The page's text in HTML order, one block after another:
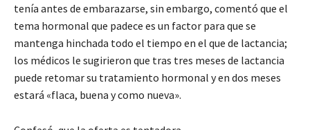
tenía antes de embarazarse, sin embargo, comentó que el
tema hormonal que padece es un factor para que se
mantenga hinchada todo el tiempo en el que de lactancia;
los médicos le sugirieron que tras tres meses de lactancia
puede retomar su tratamiento hormonal y en dos meses
estará «flaca, buena y como nueva».